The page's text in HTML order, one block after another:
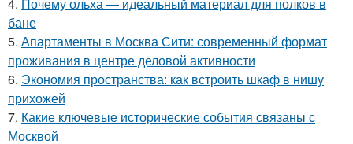
4. Почему ольха — идеальный материал для полков в
бане
5. Апартаменты в Москва Сити: современный формат
проживания в центре деловой активности
6. Экономия пространства: как встроить шкаф в нишу
прихожей
7. Какие ключевые исторические события связаны с
Москвой